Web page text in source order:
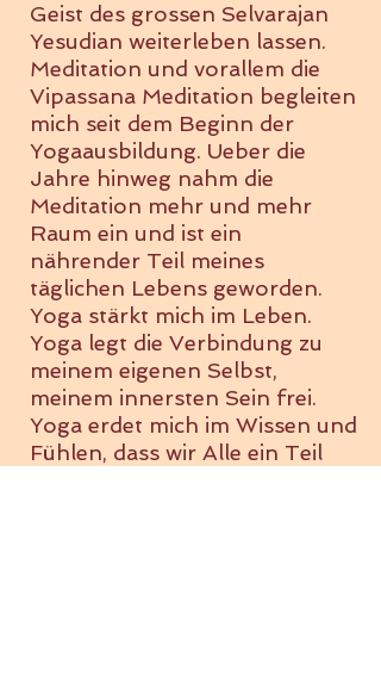
Geist des grossen Selvarajan
Yesudian weiterleben lassen.
Meditation und vorallem die
Vipassana Meditation begleiten
mich seit dem Beginn der
Yogaausbildung. Ueber die
Jahre hinweg nahm die
Meditation mehr und mehr
Raum ein und ist ein
nährender Teil meines
täglichen Lebens geworden.
Yoga stärkt mich im Leben.
Yoga legt die Verbindung zu
meinem eigenen Selbst,
meinem innersten Sein frei.
Yoga erdet mich im Wissen und
Fühlen, dass wir Alle ein Teil